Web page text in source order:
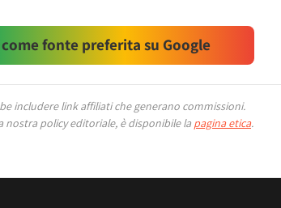
fonte preferita su Google
includere link affiliati che generano commissioni.
nostra policy editoriale, è disponibile la pagina etica.